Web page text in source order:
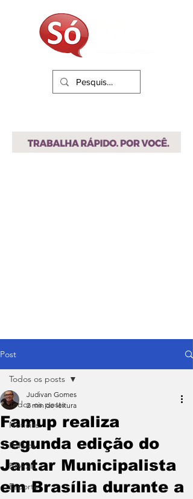
Post
Todos os posts
Notícias
Política
BRASIL
Esporte
Todos os posts
Famup realiza
segunda edição do
Jantar Municipalista
em Brasília durante a
Judivan Gomes
2 min de leitura